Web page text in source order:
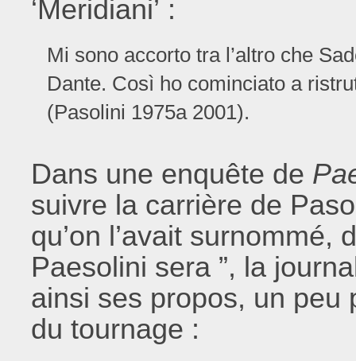
‘Meridiani’ :
Mi sono accorto tra l’altro che
Dante. Così ho cominciato a
(Pasolini 1975a 2001).
Dans une enquête de
suivre la carrière de
qu’on l’avait surnommé,
Paesolini sera ”, la
ainsi ses propos, un peu
du tournage :